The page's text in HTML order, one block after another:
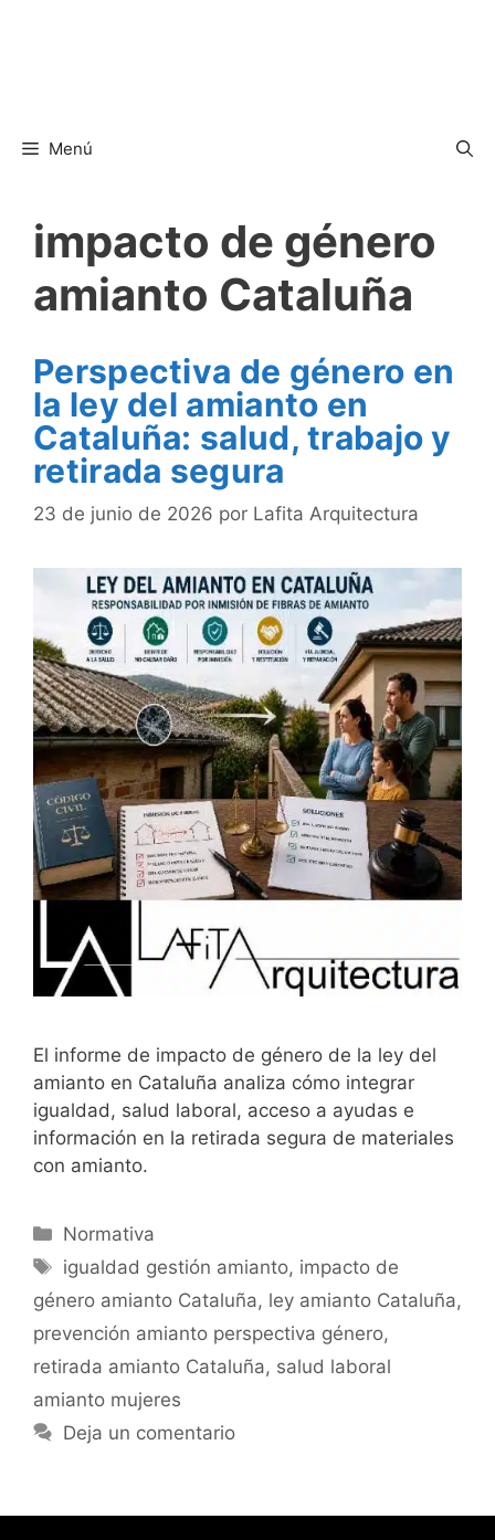
Menú
impacto de género
amianto Cataluña
Perspectiva de género en
la ley del amianto en
Cataluña: salud, trabajo y
retirada segura
23 de junio de 2026 por Lafita Arquitectura
El informe de impacto de género de la ley del
amianto en Cataluña analiza cómo integrar
igualdad, salud laboral, acceso a ayudas e
información en la retirada segura de materiales
con amianto.
Categorías
Normativa
Etiquetas
igualdad gestión amianto, impacto de
género amianto Cataluña, ley amianto Cataluña,
prevención amianto perspectiva género,
retirada amianto Cataluña, salud laboral
amianto mujeres
Deja un comentario